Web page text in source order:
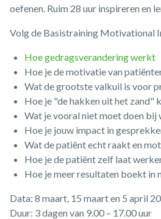
oefenen. Ruim 28 uur inspireren en
Volg de Basistraining Motivational
Hoe gedragsverandering werkt
Hoe je de motivatie van
Wat de grootste valkuil is voor
Hoe je "de hakken uit het zand"
Wat je vooral niet moet doen bij
Hoe je jouw impact in
Wat de patiënt echt raakt en
Hoe je de patiënt zelf laat
Hoe je meer resultaten boekt in
Data: 8 maart, 15 maart en 5 april
Duur: 3 dagen van 9.00 – 17.00 uur